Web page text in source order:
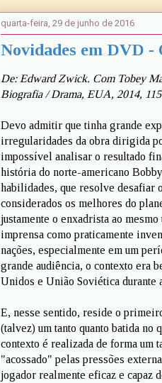
quarta-feira, 29 de junho de 2016
Novidades em DVD -
De: Edward Zwick. Com Tobey
Biografia / Drama, EUA, 2014,
Devo admitir que tinha grande
irregularidades da obra dirigida
impossível analisar o resultado
história do norte-americano
habilidades, que resolve desafiar
considerados os melhores do
justamente o enxadrista ao
imprensa como praticamente
nações, especialmente em um
grande audiência, o contexto era
Unidos e União Soviética durante
E, nesse sentido, reside o
(talvez) um tanto quanto batida no
contexto é realizada de forma um
"acossado" pelas pressões
jogador realmente eficaz e capaz